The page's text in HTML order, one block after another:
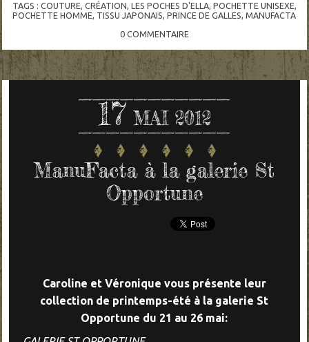
TAGS : COUTURE, CRÉATION, LES POCHES D'ELLA, POCHETTE UNISEXE,
POCHETTE HOMME, TISSU JAPONAIS,PRINCE DE GALLES,MANUFACTA
0 COMMENTAIRE
17 MAI 2012
ManuFacta à la galerie St
Opportune
Caroline et Véronique vous présente leur
collection de printemps-été à la galerie St
Opportune du 21 au 26 mai: